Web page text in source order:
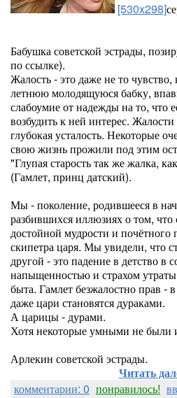
[530x298]
Бабушка советской эстрады,
по ссылке).
Жалость - это даже не то
летнюю молодящуюся бабку,
слабоумие от надежды на то, что
возбудить к ней интерес.
глубокая усталость. Некоторые
свою жизнь прожили под этим
"Глупая старость так же жалка,
(Гамлет, принц датский).
Мы - поколение, родившееся в
разбившихся иллюзиях о том, что
достойной мудрости и почётного
скипетра царя. Мы увидели, что
другой - это падение в детство в
напыщенностью и страхом
быта. Гамлет безжалостно прав -
даже цари становятся дураками.
А царицы - дурами.
Хотя некоторые умными не были
Арлекин советской эстрады.
Читать
комментарии: 0 понравилось!